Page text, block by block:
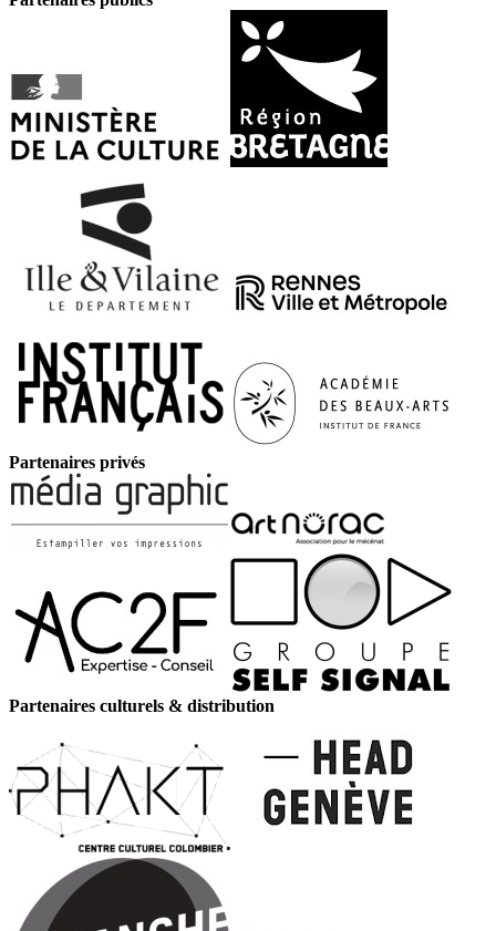
Partenaires privés
Partenaires culturels & distribution